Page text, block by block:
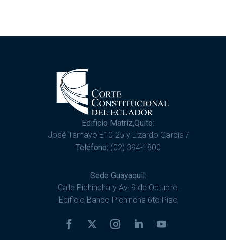
Edificio Matriz,Quito:
José Tamayo E10 25 y Lizardo García /
Teléfono: (02) 394-1800
Sede Guayaquil:
Calle Pichincha y Av. 9 de Octubre.
Edificio Banco Pichincha 6to Piso